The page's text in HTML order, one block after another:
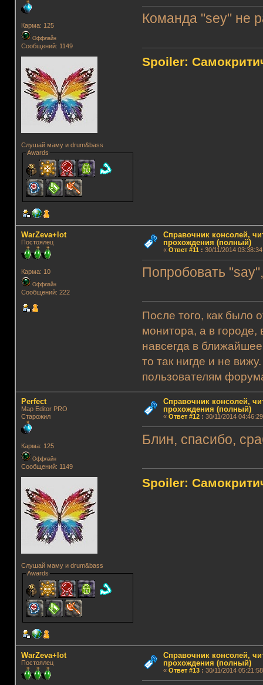
Карма: 125
Оффлайн
Сообщений: 1149
Слушай маму и drum&bass
Awards
Команда "sey" не
Spoiler:
WarZeva+lot
Постоялец
Карма: 10
Оффлайн
Сообщений: 222
Справочник консолей,
прохождения (полный)
« Ответ #11 : 30/11/2014
Попробовать
После того, как было
монитора, а в
навсегда в
то так нигде и не
пользователям
Perfect
Map Editor PRO
Старожил
Карма: 125
Оффлайн
Сообщений: 1149
Слушай маму и drum&bass
Awards
Справочник консолей,
прохождения (полный)
« Ответ #12: 30/11/2014
Блин, спасибо,
Spoiler:
WarZeva+lot
Постоялец
Справочник консолей,
прохождения (полный)
« Ответ #13: 30/11/2014